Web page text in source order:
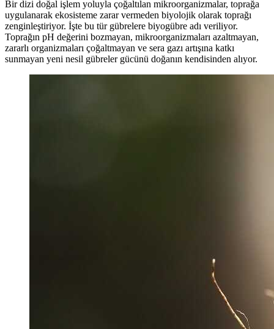
Bir dizi doğal işlem yoluyla çoğaltılan mikroorganizmalar, toprağa
uygulanarak ekosisteme zarar vermeden biyolojik olarak toprağı
zenginleştiriyor. İşte bu tür gübrelere biyogübre adı veriliyor.
Toprağın pH değerini bozmayan, mikroorganizmaları azaltmayan,
zararlı organizmaları çoğaltmayan ve sera gazı artışına katkı
sunmayan yeni nesil gübreler gücünü doğanın kendisinden alıyor.